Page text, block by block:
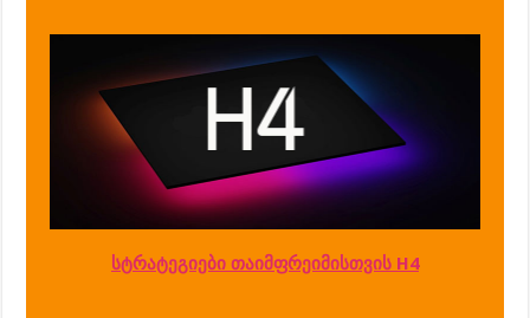
სტრატეგიები თაიმფრეიმისთვის H4